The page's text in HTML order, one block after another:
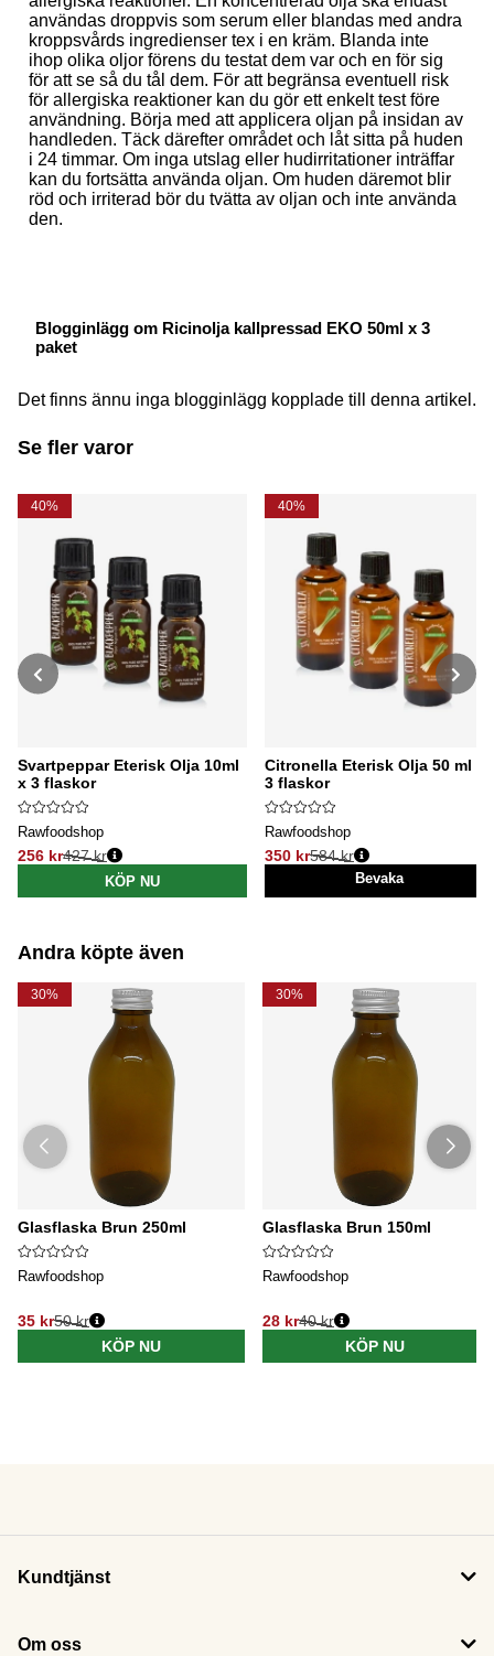
användas droppvis som serum eller blandas med andra
kroppsvårds ingredienser tex i en kräm. Blanda inte
ihop olika oljor förens du testat dem var och en för sig
för att se så du tål dem. För att begränsa eventuell risk
för allergiska reaktioner kan du gör ett enkelt test före
användning. Börja med att applicera oljan på insidan av
handleden. Täck därefter området och låt sitta på huden
i 24 timmar. Om inga utslag eller hudirritationer inträffar
kan du fortsätta använda oljan. Om huden däremot blir
röd och irriterad bör du tvätta av oljan och inte använda
den.
Blogginlägg om Ricinolja kallpressad EKO 50ml x 3
paket
Det finns ännu inga blogginlägg kopplade till denna artikel.
Se fler varor
40%
Svartpeppar Eterisk Olja 10ml
x 3 flaskor
Rawfoodshop
256 kr
Ordinarie pris:
427 kr
KÖP NU
40%
Citronella Eterisk Olja 50 ml x
3 flaskor
Rawfoodshop
350 kr
Ordinarie pris:
584 kr
Bevaka
Andra köpte även
30%
Glasflaska Brun 250ml
Rawfoodshop
35 kr50 kr
KÖP NU
30%
Glasflaska Brun 150ml
Rawfoodshop
28 kr40 kr
KÖP NU
Kundtjänst
Om oss